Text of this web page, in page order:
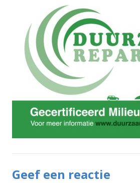
Geef een reactie